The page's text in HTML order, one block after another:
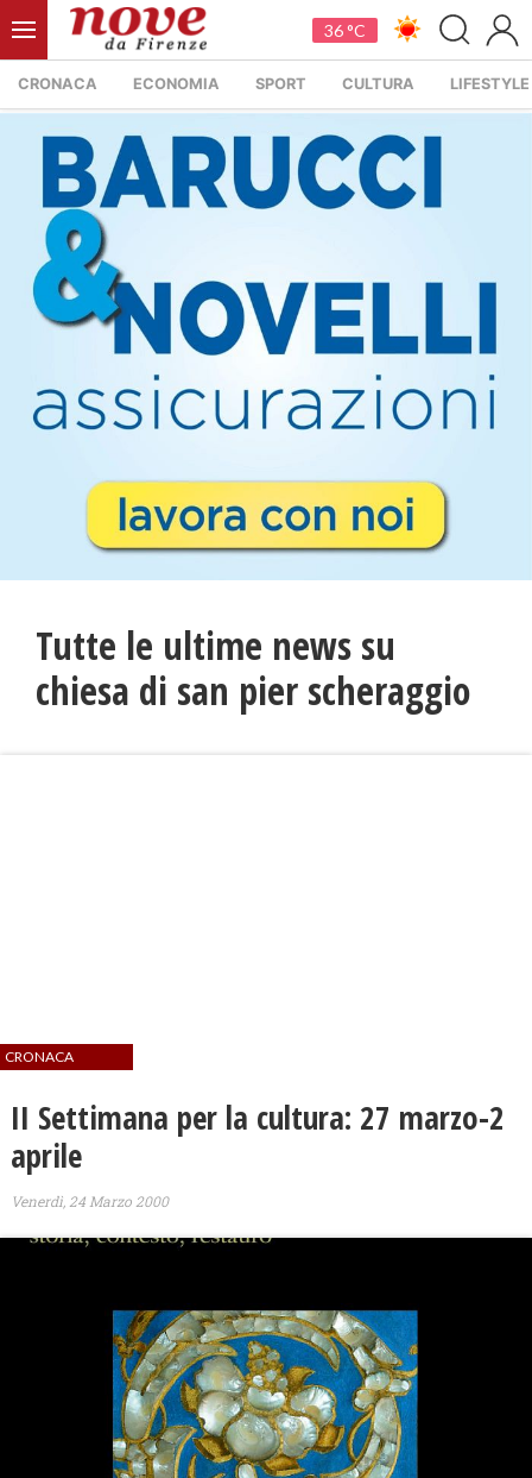
36 °C
CRONACA ECONOMIA SPORT CULTURA LIFESTYLE
Tutte le ultime news su
chiesa di san pier scheraggio
CRONACA
II Settimana per la cultura: 27 marzo-2
aprile
Venerdì, 24 Marzo 2000